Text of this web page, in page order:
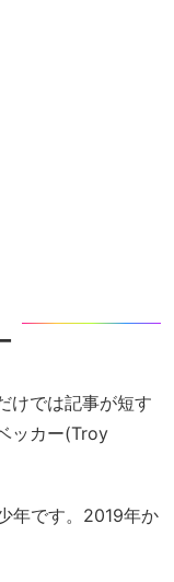
けでは記事が短す
ッカー(Troy
年です。2019年か